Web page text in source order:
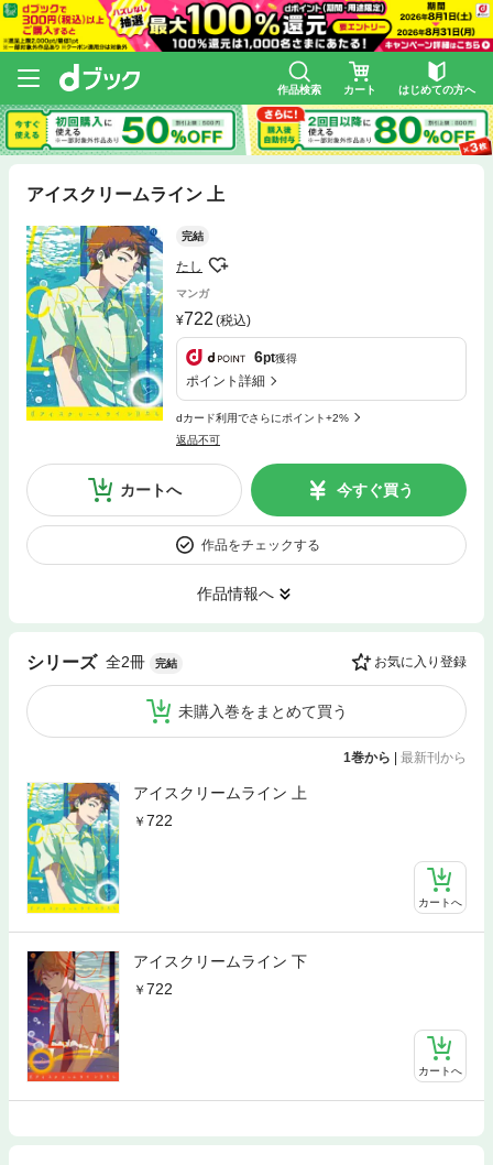
作品検索 カート はじめての方へ
アイスクリームライン 上
完結
たし
マンガ
722 (税込)
6pt獲得
ポイント詳細
dカード利用でさらにポイント+2%
返品不可
カートへ 今すぐ買う
作品をチェックする
作品情報へ
シリーズ 全2冊 完結 お気に入り登録
未購入巻をまとめて買う
1巻から 最新刊から
アイスクリームライン 上
722
カートへ
アイスクリームライン 下
722
カートへ